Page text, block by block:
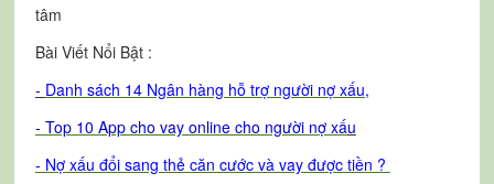
tâm
Bài Viết Nổi Bật :
- Danh sách 14 Ngân hàng hỗ trợ người nợ xấu,
- Top 10 App cho vay online cho người nợ xấu
- Nợ xấu đổi sang thẻ căn cước và vay được tiền ?